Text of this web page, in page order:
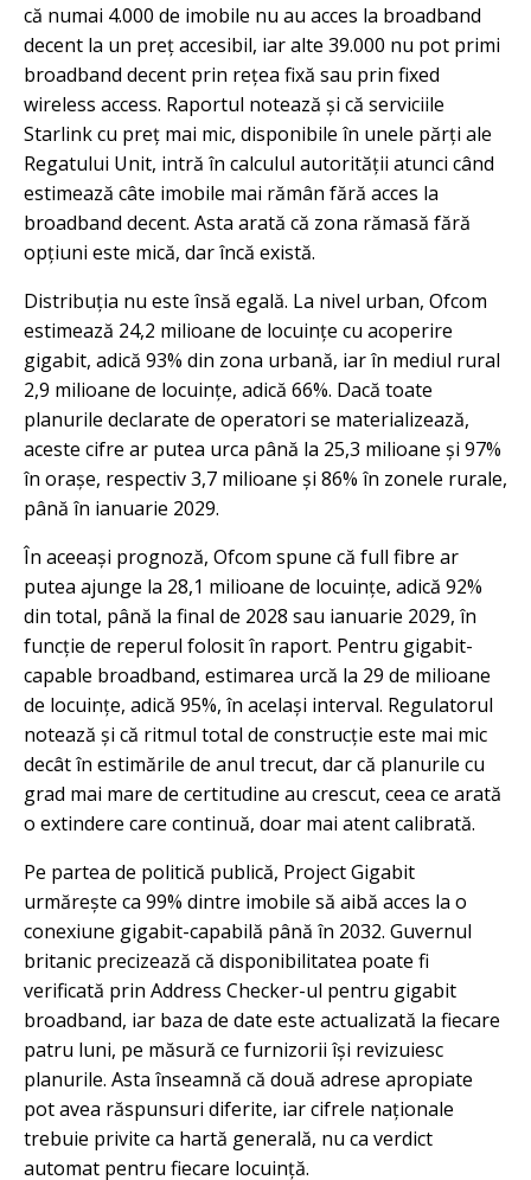
că numai 4.000 de imobile nu au acces la broadband
decent la un preț accesibil, iar alte 39.000 nu pot primi
broadband decent prin rețea fixă sau prin fixed
wireless access. Raportul notează și că serviciile
Starlink cu preț mai mic, disponibile în unele părți ale
Regatului Unit, intră în calculul autorității atunci când
estimează câte imobile mai rămân fără acces la
broadband decent. Asta arată că zona rămasă fără
opțiuni este mică, dar încă există.
Distribuția nu este însă egală. La nivel urban, Ofcom
estimează 24,2 milioane de locuințe cu acoperire
gigabit, adică 93% din zona urbană, iar în mediul rural
2,9 milioane de locuințe, adică 66%. Dacă toate
planurile declarate de operatori se materializează,
aceste cifre ar putea urca până la 25,3 milioane și 97%
în orașe, respectiv 3,7 milioane și 86% în zonele rurale,
până în ianuarie 2029.
În aceeași prognoză, Ofcom spune că full fibre ar
putea ajunge la 28,1 milioane de locuințe, adică 92%
din total, până la final de 2028 sau ianuarie 2029, în
funcție de reperul folosit în raport. Pentru gigabit-
capable broadband, estimarea urcă la 29 de milioane
de locuințe, adică 95%, în același interval. Regulatorul
notează și că ritmul total de construcție este mai mic
decât în estimările de anul trecut, dar că planurile cu
grad mai mare de certitudine au crescut, ceea ce arată
o extindere care continuă, doar mai atent calibrată.
Pe partea de politică publică, Project Gigabit
urmărește ca 99% dintre imobile să aibă acces la o
conexiune gigabit-capabilă până în 2032. Guvernul
britanic precizează că disponibilitatea poate fi
verificată prin Address Checker-ul pentru gigabit
broadband, iar baza de date este actualizată la fiecare
patru luni, pe măsură ce furnizorii își revizuiesc
planurile. Asta înseamnă că două adrese apropiate
pot avea răspunsuri diferite, iar cifrele naționale
trebuie privite ca hartă generală, nu ca verdict
automat pentru fiecare locuință.